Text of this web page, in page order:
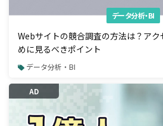
データ分析・BI
Webサイトの競合調査の方法は？アク
めに見るべきポイント
データ分析・BI
AD